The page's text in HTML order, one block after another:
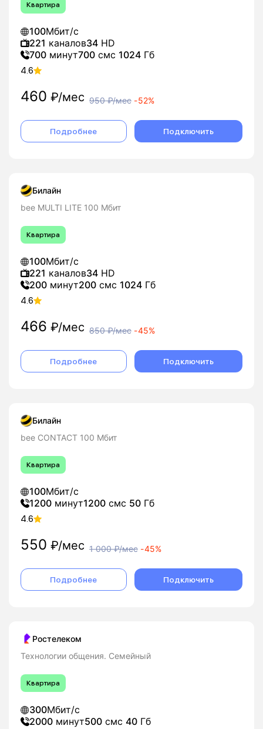
Квартира
100Мбит/с
221 каналов34 HD
700 минут700 смс 1024 Гб
4.6
460 ₽/мес 950₽/мес -52%
Подробнее Подключить
Билайн
bee MULTI LITE 100 Мбит
Квартира
100Мбит/с
221 каналов34 HD
200 минут200 смс 1024 Гб
4.6
466 ₽/мес 850₽/мес -45%
Подробнее Подключить
Билайн
bee CONTACT 100 Мбит
Квартира
100Мбит/с
1200 минут1200 смс 50 Гб
4.6
550 ₽/мес 1 000₽/мес -45%
Подробнее Подключить
Ростелеком
Технологии общения. Семейный
Квартира
300Мбит/с
2000 минут500 смс 40 Гб